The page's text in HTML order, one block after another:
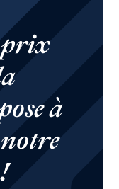
à